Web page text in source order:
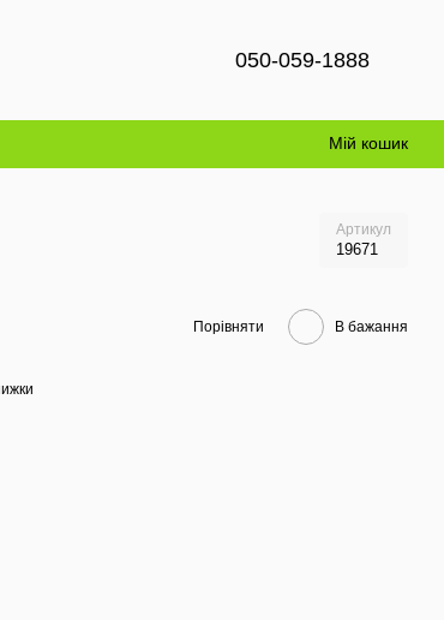
050-059-1888
Мій кошик
Артикул
19671
Порівняти В бажання